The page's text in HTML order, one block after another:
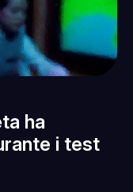
ha
i test